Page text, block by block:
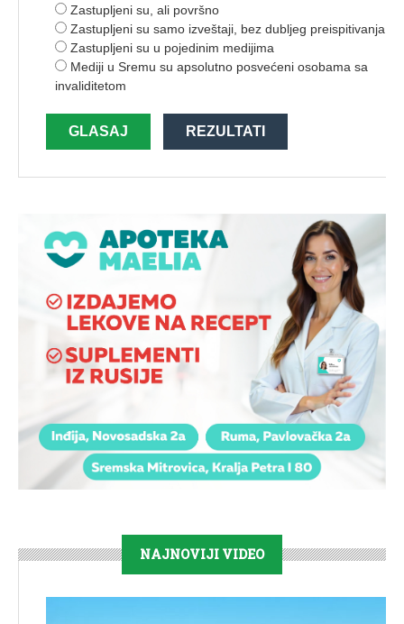
Zastupljeni su, ali površno
Zastupljeni su samo izveštaji, bez dubljeg preispitivanja
Zastupljeni su u pojedinim medijima
Mediji u Sremu su apsolutno posvećeni osobama sa
invaliditetom
GLASAJ REZULTATI
NAJNOVIJI VIDEO